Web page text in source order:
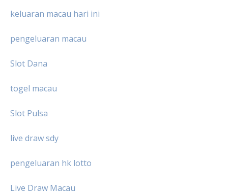
keluaran macau hari ini
pengeluaran macau
Slot Dana
togel macau
Slot Pulsa
live draw sdy
pengeluaran hk lotto
Live Draw Macau